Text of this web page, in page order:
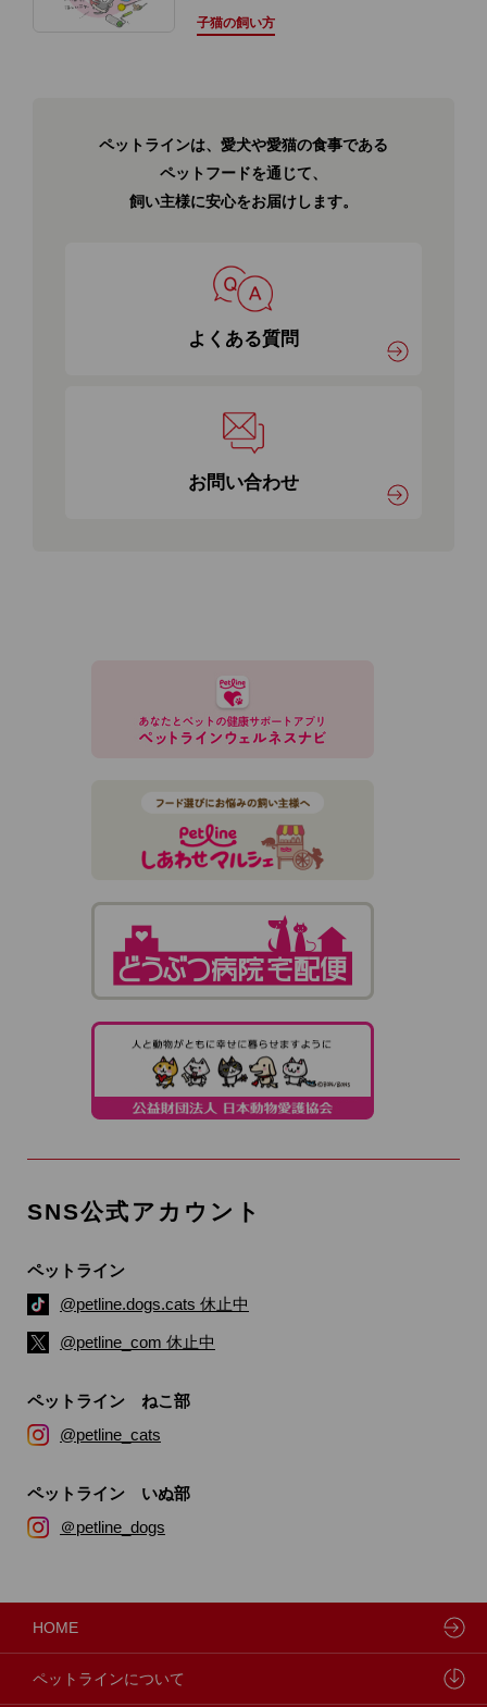
子猫の飼い方
ペットラインは、愛犬や愛猫の食事である
ペットフードを通じて、
飼い主様に安心をお届けします。
よくある質問
お問い合わせ
SNS公式アカウント
ペットライン
@petline.dogs.cats 休止中
@petline_com 休止中
ペットライン ねこ部
@petline_cats
ペットライン いぬ部
＠petline_dogs
HOME
ペットラインについて